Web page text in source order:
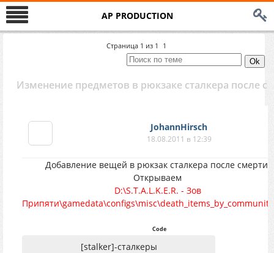
AP PRODUCTION
Страница 1 из 1 1
Изменение предметов в рюкзаке сталкера после
JohannHirsch
18.08.2011 в 12:39
Добавление вещей в рюкзак сталкера после смерти.
Открываем
D:\S.T.A.L.K.E.R. - Зов
Code
[stalker]-сталкеры